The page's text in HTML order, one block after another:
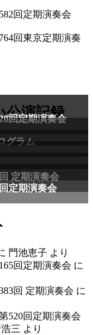
回定期演奏会
回東京定期演奏
公演記録
グラム
回定期演奏会
グラム
定期演奏会
定期演奏会
門池恵子 より
回定期演奏会 に
回 定期演奏会 に
520回定期演奏会
三 より